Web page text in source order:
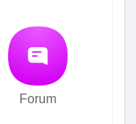
Forum